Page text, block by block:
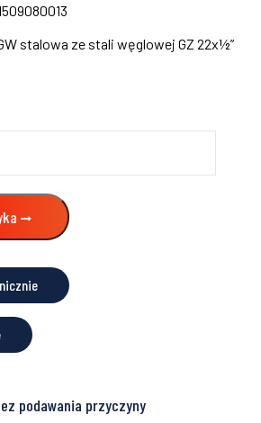
stalowa ze stali węglowej GZ 22x½”
podawania przyczyny